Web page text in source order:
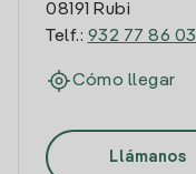
08191 Rubi
Telf.: 932 77 86 03
Cómo llegar
Llámanos